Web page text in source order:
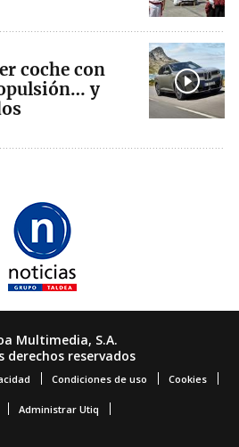
coche con
y
Multimedia, S.A.
derechos reservados
Condiciones de uso Cookies
Administrar Utiq